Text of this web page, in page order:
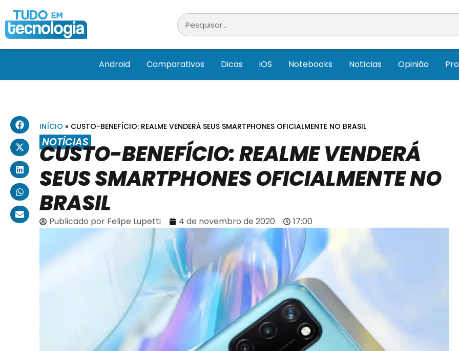
Android Comparativos Dicas iOS Notebooks Notícias Opinião
INÍCIO » CUSTO-BENEFÍCIO: REALME VENDERÁ SEUS SMARTPHONES OFICIALMENTE NO BRASIL
NOTÍCIAS
CUSTO-BENEFÍCIO: REALME VENDERÁ
SEUS SMARTPHONES OFICIALMENTE NO
BRASIL
Publicado porFelipe Lupetti 4 de novembro de 2020 17:00